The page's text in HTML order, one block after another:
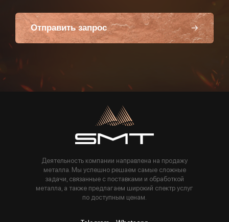
Отправить запрос
Пользуясь данной формой вы соглашаетесь с политикой компании
Деятельность компании направлена на продажу
металла. Мы успешно решаем самые сложные
задачи, связанные с поставками и обработкой
металла, а также предлагаем широкий спектр услуг
по доступным ценам.